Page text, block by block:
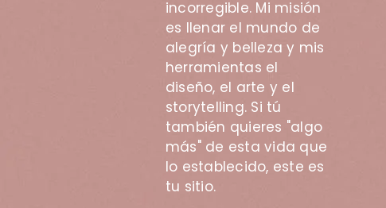
incorregible. Mi misión
es llenar el mundo de
alegría y belleza y mis
herramientas el
diseño, el arte y el
storytelling. Si tú
también quieres "algo
más" de esta vida que
lo establecido, este es
tu sitio.